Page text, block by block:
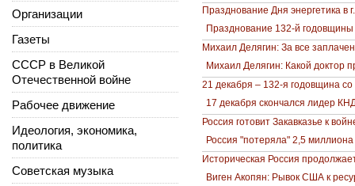
Празднование Дня энергетика в
Празднование 132-й
Михаил Делягин: За все
Михаил Делягин: Какой доктор
21 декабря – 132-я годовщина
17 декабря скончался лидер
Россия готовит Закавказье к
Россия "потеряла" 2,5 миллиона
Историческая Россия
Виген Акопян: Рывок США к
Организации
Газеты
СССР в Великой
Отечественной войне
Рабочее движение
Идеология, экономика,
политика
Советская музыка